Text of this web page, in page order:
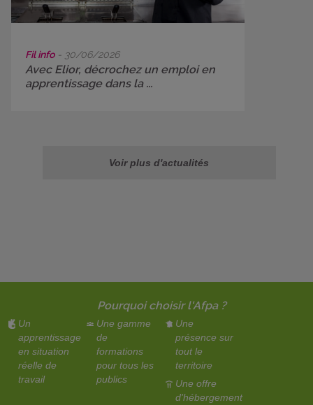
Fil info - 30/06/2026
Avec Elior, décrochez un emploi en
apprentissage dans la ...
Voir plus d'actualités
Pourquoi choisir l'Afpa ?
Un
apprentissage
en situation
réelle de
travail
Une gamme
de
formations
pour tous les
publics
Une
présence sur
tout le
territoire
Une offre
d'hébergement